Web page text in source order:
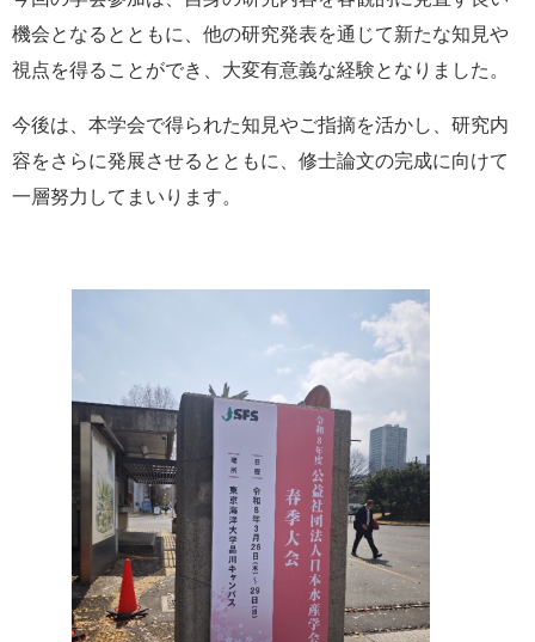
機会となるとともに、他の研究発表を通じて新たな知見や
視点を得ることができ、大変有意義な経験となりました。
今後は、本学会で得られた知見やご指摘を活かし、研究内
容をさらに発展させるとともに、修士論文の完成に向けて
一層努力してまいります。